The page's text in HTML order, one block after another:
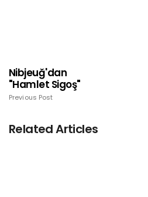
Nibjeuğ'dan
"Hamlet Sigoş"
Previous Post
Related Articles